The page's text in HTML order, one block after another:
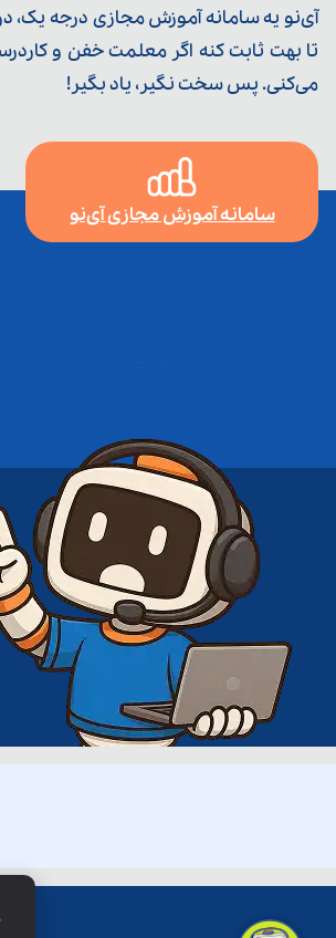
آی‌نو یه سامانه آموزش مجازی درجه یک،
تا بهت ثابت کنه اگر معلمت خفن و
می‌کنی. پس سخت نگیر، یاد بگیر!
سامانه آموزش مجازی آی‌نو